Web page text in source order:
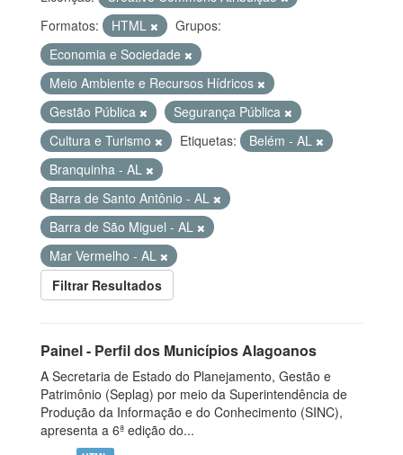
Formatos:
HTML
Grupos:
Economia e Sociedade
Meio Ambiente e Recursos Hídricos
Gestão Pública
Segurança Pública
Cultura e Turismo
Etiquetas:
Belém - AL
Branquinha - AL
Barra de Santo Antônio - AL
Barra de São Miguel - AL
Mar Vermelho - AL
Filtrar Resultados
Painel - Perfil dos Municípios Alagoanos
A Secretaria de Estado do Planejamento, Gestão e
Patrimônio (Seplag) por meio da Superintendência de
Produção da Informação e do Conhecimento (SINC),
apresenta a 6ª edição do...